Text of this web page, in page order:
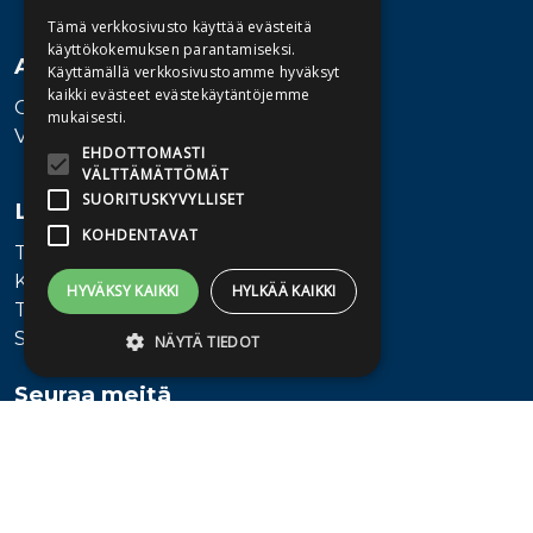
Asiakaspalvelu
Ota yhteyttä
Vaihde: 010 345100
Lisätietoa
Toimitusehdot
Käyttöohjeet
Tietosuojaseloste
Saavutettavuusseloste
Seuraa meitä
Tämä verkkosivusto käyttää evästeitä
käyttökokemuksen parantamiseksi.
Käyttämällä verkkosivustoamme hyväksyt
kaikki evästeet evästekäytäntöjemme
mukaisesti.
EHDOTTOMASTI
VÄLTTÄMÄTTÖMÄT
SUORITUSKYVYLLISET
KOHDENTAVAT
HYVÄKSY KAIKKI HYLKÄÄ KAIKKI
NÄYTÄ TIEDOT